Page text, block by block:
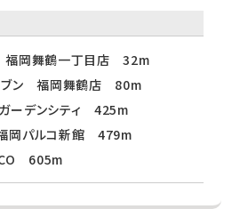
福岡舞鶴一丁目店 32m
ブン 福岡舞鶴店 80m
ーデンシティ 425m
岡パルコ新館 479m
605m